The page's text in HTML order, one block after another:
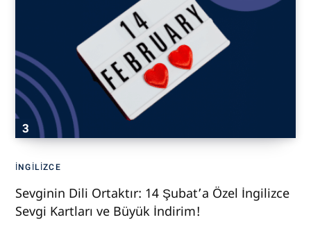
İNGILIZCE
Sevginin Dili Ortaktır: 14 Şubat’a Özel İngilizce
Sevgi Kartları ve Büyük İndirim!